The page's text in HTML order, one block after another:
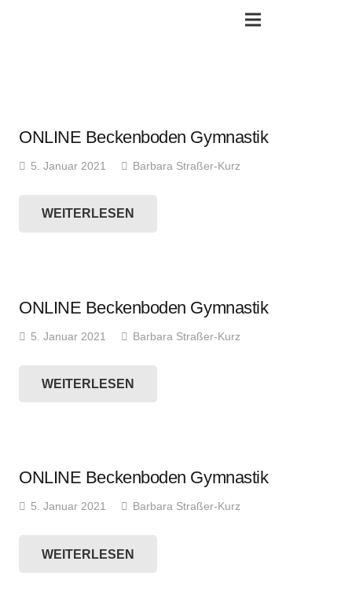
ONLINE Beckenboden Gymnastik
5. Januar 2021 Barbara Straßer-Kurz
WEITERLESEN
ONLINE Beckenboden Gymnastik
5. Januar 2021 Barbara Straßer-Kurz
WEITERLESEN
ONLINE Beckenboden Gymnastik
5. Januar 2021 Barbara Straßer-Kurz
WEITERLESEN